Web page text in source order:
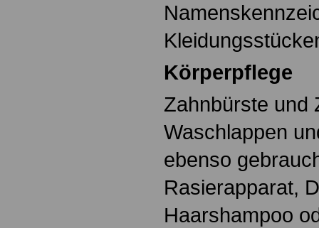
Körperpflege
Zahnbürste und
Waschlappen
ebenso
Rasierapparat,
Haarshampoo